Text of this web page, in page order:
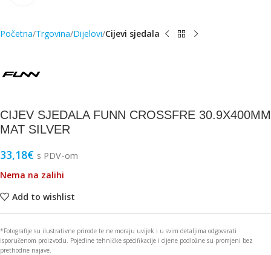
Početna Trgovina Dijelovi Cijevi sjedala
CIJEV SJEDALA FUNN CROSSFRE 30.9X400MM
MAT SILVER
33,18€ s PDV-om
Nema na zalihi
Add to wishlist
*Fotografije su ilustrativne prirode te ne moraju uvijek i u svim detaljima odgovarati
isporučenom proizvodu. Pojedine tehničke specifikacije i cijene podložne su promjeni bez
prethodne najave.